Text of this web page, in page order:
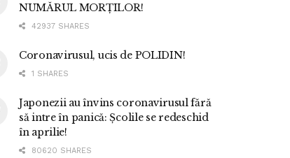
NUMĂRUL MORȚILOR!
42937 SHARES
Coronavirusul, ucis de POLIDIN!
1 SHARES
Japonezii au învins coronavirusul fără
să intre în panică: Școlile se redeschid
în aprilie!
80620 SHARES